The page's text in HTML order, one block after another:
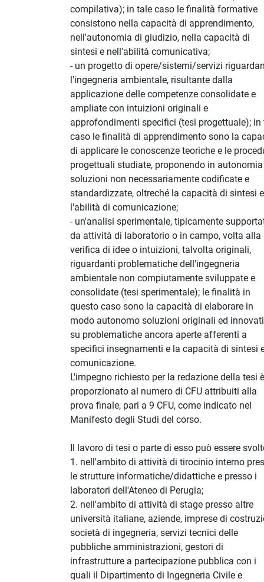
compilativa); in tale caso le finalità formative
consistono nella capacità di apprendimento,
nell'autonomia di giudizio, nella capacità di
sintesi e nell'abilità comunicativa;
- un progetto di opere/sistemi/servizi
l'ingegneria ambientale, risultante dalla
applicazione delle competenze consolidate e
ampliate con intuizioni originali e
approfondimenti specifici (tesi progettuale); in
caso le finalità di apprendimento sono la
di applicare le conoscenze teoriche e le
progettuali studiate, proponendo in autonomia
soluzioni non necessariamente codificate e
standardizzate, oltreché la capacità di sintesi e
l'abilità di comunicazione;
- un'analisi sperimentale, tipicamente
da attività di laboratorio o in campo, volta alla
verifica di idee o intuizioni, talvolta originali,
riguardanti problematiche dell'ingegneria
ambientale non compiutamente sviluppate e
consolidate (tesi sperimentale); le finalità in
questo caso sono la capacità di elaborare in
modo autonomo soluzioni originali ed
su problematiche ancora aperte afferenti a
specifici insegnamenti e la capacità di sintesi
comunicazione.
L'impegno richiesto per la redazione della tesi è
proporzionato al numero di CFU attribuiti alla
prova finale, pari a 9 CFU, come indicato nel
Manifesto degli Studi del corso.
Il lavoro di tesi o parte di esso può essere
1. nell'ambito di attività di tirocinio interno
le strutture informatiche/didattiche e presso i
laboratori dell'Ateneo di Perugia;
2. nell'ambito di attività di stage presso altre
università italiane, aziende, imprese di
società di ingegneria, servizi tecnici delle
pubbliche amministrazioni, gestori di
infrastrutture a partecipazione pubblica con i
quali il Dipartimento di Ingegneria Civile e